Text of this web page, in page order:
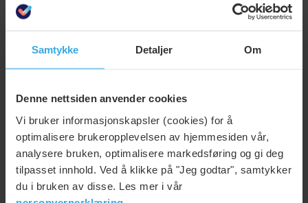
Samtykke Detaljer Om
Denne nettsiden anvender cookies
Vi bruker informasjonskapsler (cookies) for å
optimalisere brukeropplevelsen av hjemmesiden vår,
analysere bruken, optimalisere markedsføring og gi deg
tilpasset innhold. Ved å klikke på "Jeg godtar", samtykker
du i bruken av disse. Les mer i vår
I emosjonsfokusert terapi ser vi på depresjon som et
helt umulig å få dekket. Dette kan være behov for
sier om depresjon og følelser.